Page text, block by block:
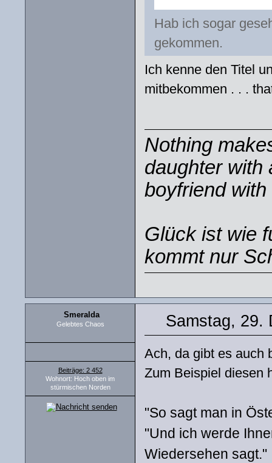
Hab ich sogar
gekommen.
Ich kenne den Titel
mitbekommen . . .
Nothing
daughter with
boyfriend
Glück ist wie
kommt nur
Smeralda
Gelebtes Chaos
Beiträge: 2 452
Wohnort: Hoch oben im
stürmischen Norden
Samstag, 29.
Ach, da gibt es auch
Zum Beispiel diesen
"So sagt man in
"Und ich werde
Wiedersehen sagt."